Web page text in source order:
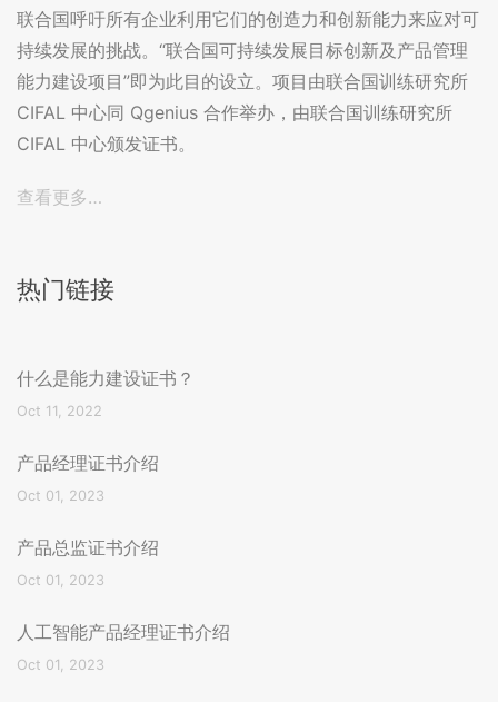
联合国呼吁所有企业利用它们的创造力和创新能力来应对可
持续发展的挑战。“联合国可持续发展目标创新及产品管理
能力建设项目”即为此目的设立。项目由联合国训练研究所
CIFAL 中心同 Qgenius 合作举办，由联合国训练研究所
CIFAL 中心颁发证书。
查看更多…
热门链接
什么是能力建设证书？
Oct 11, 2022
产品经理证书介绍
Oct 01, 2023
产品总监证书介绍
Oct 01, 2023
人工智能产品经理证书介绍
Oct 01, 2023